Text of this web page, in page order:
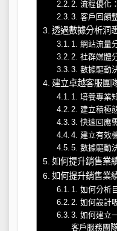
2. 流程優化：
3. 客戶回饋
透過數據分析洞
1. 網站流量
2. 社群媒體
3. 數據驅動
建立卓越客服團
1. 培養專業
2. 建立積極
3. 快速回應
4. 建立有效
5. 數據驅動
如何提升銷售業
如何提升銷售業
1. 如何分析
2. 如何設計
3. 如何建立
客戶服務團